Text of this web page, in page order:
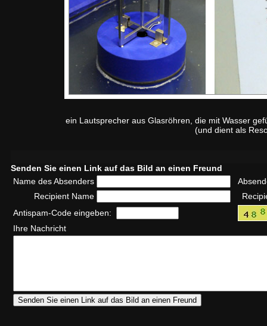
ein Lautsprecher aus Glasröhren, die mit Wasser
(und dient als
Senden Sie einen Link auf das Bild an einen Freund
Name des Absenders
Recipient Name
Antispam-Code eingeben:
Ihre Nachricht